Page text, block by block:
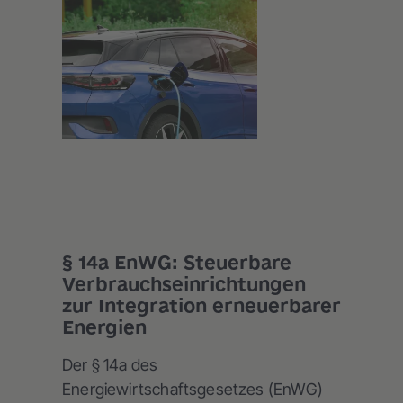
§ 14a EnWG: Steuerbare
Verbrauchseinrichtungen
zur Integration erneuerbarer
Energien
Der § 14a des
Energiewirtschaftsgesetzes (EnWG)